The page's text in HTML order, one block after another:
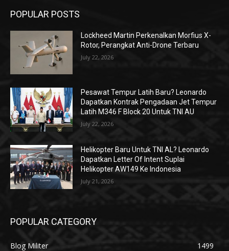
POPULAR POSTS
Lockheed Martin Perkenalkan Morfius X-
Rotor, Perangkat Anti-Drone Terbaru
July 22, 2026
Pesawat Tempur Latih Baru? Leonardo
Dapatkan Kontrak Pengadaan Jet Tempur
Latih M346 F Block 20 Untuk TNI AU
July 22, 2026
Helikopter Baru Untuk TNI AL? Leonardo
Dapatkan Letter Of Intent Suplai
Helikopter AW149 Ke Indonesia
July 21, 2026
POPULAR CATEGORY
Blog Militer
1499